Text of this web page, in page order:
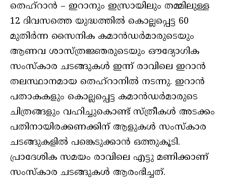
തെഹ്‌റാന്‍ – ഇറാനും ഇസ്രായിലും തമ്മിലുള്ള
12 ദിവസത്തെ യുദ്ധത്തില്‍ കൊല്ലപ്പെട്ട 60
മുതിര്‍ന്ന സൈനിക കമാന്‍ഡര്‍മാരുടെയും
ആണവ ശാസ്ത്രജ്ഞരുടെയും ഔദ്യോഗിക
സംസ്‌കാര ചടങ്ങുകള്‍ ഇന്ന് രാവിലെ ഇറാന്‍
തലസ്ഥാനമായ തെഹ്റാനില്‍ നടന്നു. ഇറാന്‍
പതാകകളും കൊല്ലപ്പെട്ട കമാന്‍ഡര്‍മാരുടെ
ചിത്രങ്ങളും വഹിച്ചുകൊണ്ട് സ്ത്രീകള്‍ അടക്കം
പതിനായിരക്കണക്കിന് ആളുകള്‍ സംസ്‌കാര
ചടങ്ങുകളില്‍ പങ്കെടുക്കാന്‍ ഒത്തുകൂടി.
പ്രാദേശിക സമയം രാവിലെ എട്ടു മണിക്കാണ്
സംസ്‌കാര ചടങ്ങുകള്‍ ആരംഭിച്ചത്.